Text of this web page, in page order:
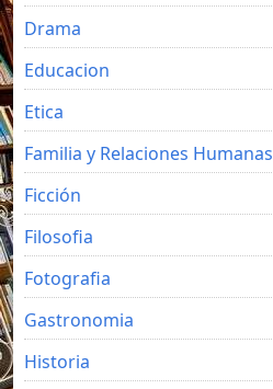
Drama
Educacion
Etica
Familia y Relaciones Humanas
Ficción
Filosofia
Fotografia
Gastronomia
Historia